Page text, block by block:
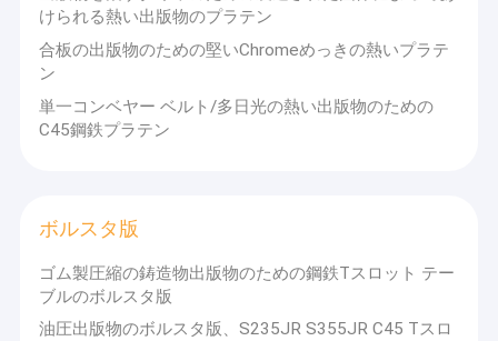
けられる熱い出版物のプラテン
合板の出版物のための堅いChromeめっきの熱いプラテ
ン
単一コンベヤー ベルト/多日光の熱い出版物のための
C45鋼鉄プラテン
ボルスタ版
ゴム製圧縮の鋳造物出版物のための鋼鉄Tスロット テー
ブルのボルスタ版
油圧出版物のボルスタ版、S235JR S355JR C45 Tスロ